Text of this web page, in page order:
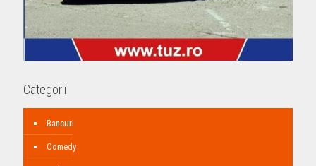
Categorii
Bancuri
Comedy